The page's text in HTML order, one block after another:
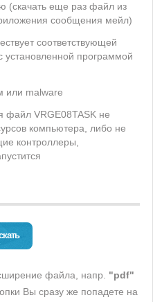
(скачать еще раз файл из
сообщения мейл)
соответствующей
установленной программой
или malware
файл VRGE08TASK не
компьютера, либо не
контроллеры,
файла, напр. "pdf"
Вы сразу же попадете на